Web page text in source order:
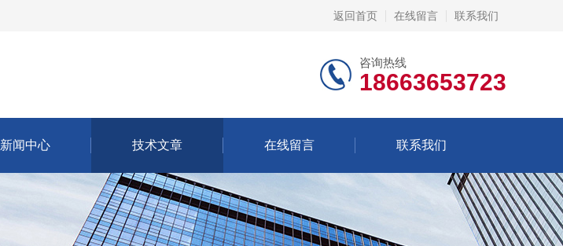
返回首页 在线留言 联系我们
咨询热线
18663653723
新闻中心 技术文章 在线留言 联系我们